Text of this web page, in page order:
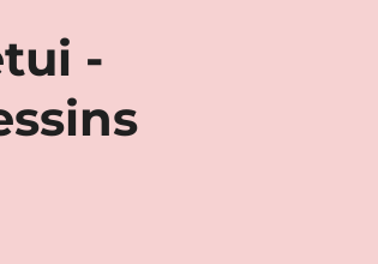
-